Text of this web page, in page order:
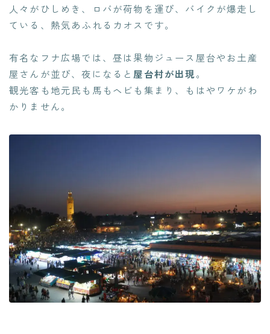
人々がひしめき、ロバが荷物を運び、バイクが爆走し
ている、熱気あふれるカオスです。
有名なフナ広場では、昼は果物ジュース屋台やお土産
屋さんが並び、夜になると 屋台村が出現。
観光客も地元民も馬もヘビも集まり、もはやワケがわ
かりません。